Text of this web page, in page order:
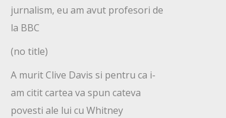
jurnalism, eu am avut profesori de
la BBC
(no title)
A murit Clive Davis si pentru ca i-
am citit cartea va spun cateva
povesti ale lui cu Whitney